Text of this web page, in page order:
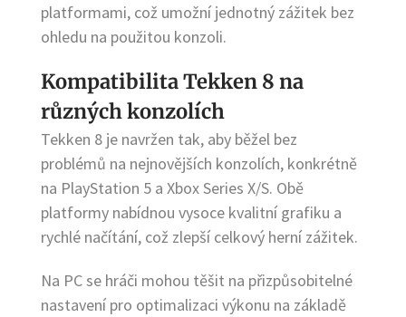
platformami, což umožní jednotný zážitek bez
ohledu na použitou konzoli.
Kompatibilita Tekken 8 na
různých konzolích
Tekken 8 je navržen tak, aby běžel bez
problémů na nejnovějších konzolích, konkrétně
na PlayStation 5 a Xbox Series X/S. Obě
platformy nabídnou vysoce kvalitní grafiku a
rychlé načítání, což zlepší celkový herní zážitek.
Na PC se hráči mohou těšit na přizpůsobitelné
nastavení pro optimalizaci výkonu na základě